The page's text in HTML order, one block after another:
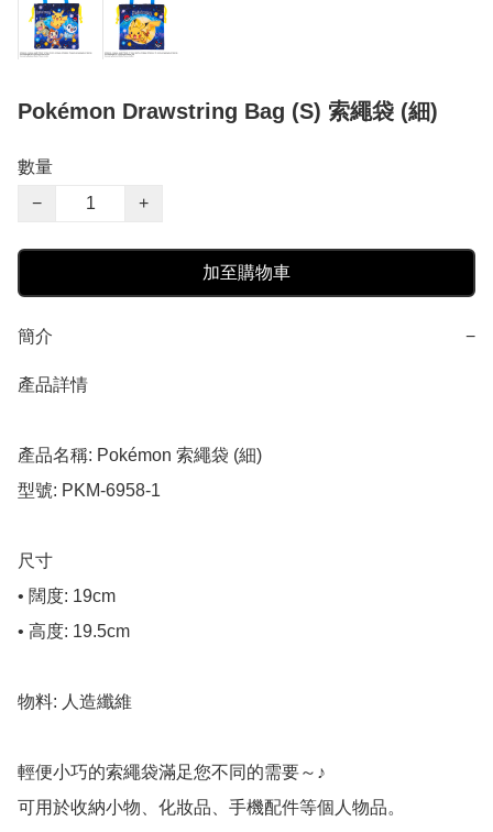
Pokémon Drawstring Bag (S) 索繩袋 (細)
數量
−
+
加至購物車
簡介 −
產品詳情
產品名稱: Pokémon 索繩袋 (細)
型號: PKM-6958-1
尺寸
• 闊度: 19cm
• 高度: 19.5cm
物料: 人造纖維
輕便小巧的索繩袋滿足您不同的需要～♪
可用於收納小物、化妝品、手機配件等個人物品。